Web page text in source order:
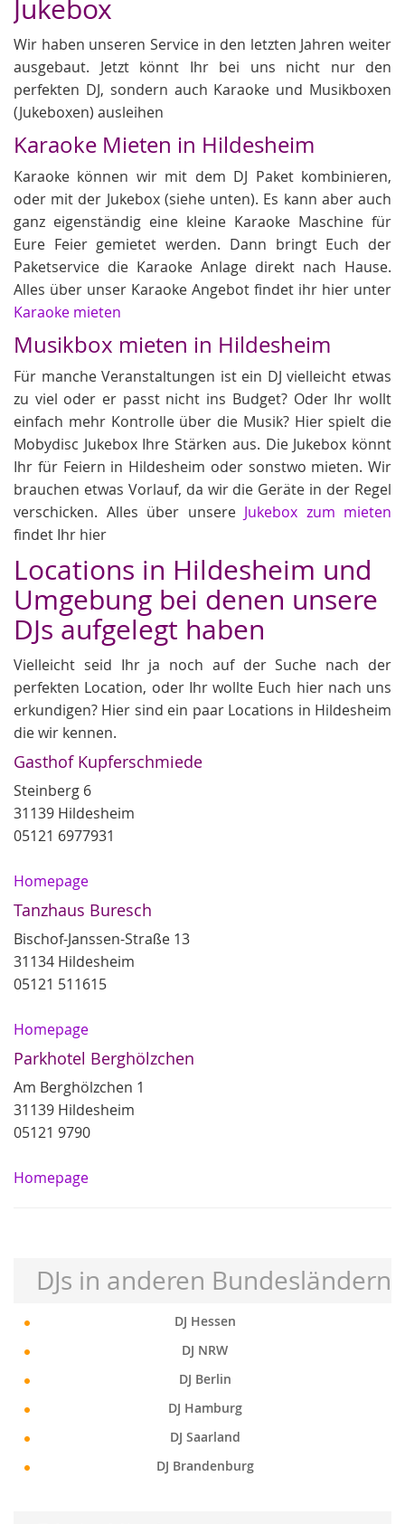
Jukebox
Wir haben unseren Service in den letzten Jahren weiter
ausgebaut. Jetzt könnt Ihr bei uns nicht nur den
perfekten DJ, sondern auch Karaoke und Musikboxen
(Jukeboxen) ausleihen
Karaoke Mieten in Hildesheim
Karaoke können wir mit dem DJ Paket kombinieren,
oder mit der Jukebox (siehe unten). Es kann aber auch
ganz eigenständig eine kleine Karaoke Maschine für
Eure Feier gemietet werden. Dann bringt Euch der
Paketservice die Karaoke Anlage direkt nach Hause.
Alles über unser Karaoke Angebot findet ihr hier unter
Karaoke mieten
Musikbox mieten in Hildesheim
Für manche Veranstaltungen ist ein DJ vielleicht etwas
zu viel oder er passt nicht ins Budget? Oder Ihr wollt
einfach mehr Kontrolle über die Musik? Hier spielt die
Mobydisc Jukebox Ihre Stärken aus. Die Jukebox könnt
Ihr für Feiern in Hildesheim oder sonstwo mieten. Wir
brauchen etwas Vorlauf, da wir die Geräte in der Regel
verschicken. Alles über unsere Jukebox zum mieten
findet Ihr hier
Locations in Hildesheim und
Umgebung bei denen unsere
DJs aufgelegt haben
Vielleicht seid Ihr ja noch auf der Suche nach der
perfekten Location, oder Ihr wollte Euch hier nach uns
erkundigen? Hier sind ein paar Locations in Hildesheim
die wir kennen.
Gasthof Kupferschmiede
Steinberg 6
31139 Hildesheim
05121 6977931
Homepage
Tanzhaus Buresch
Bischof-Janssen-Straße 13
31134 Hildesheim
05121 511615
Homepage
Parkhotel Berghölzchen
Am Berghölzchen 1
31139 Hildesheim
05121 9790
Homepage
DJs in anderen Bundesländern
DJ Hessen
DJ NRW
DJ Berlin
DJ Hamburg
DJ Saarland
DJ Brandenburg